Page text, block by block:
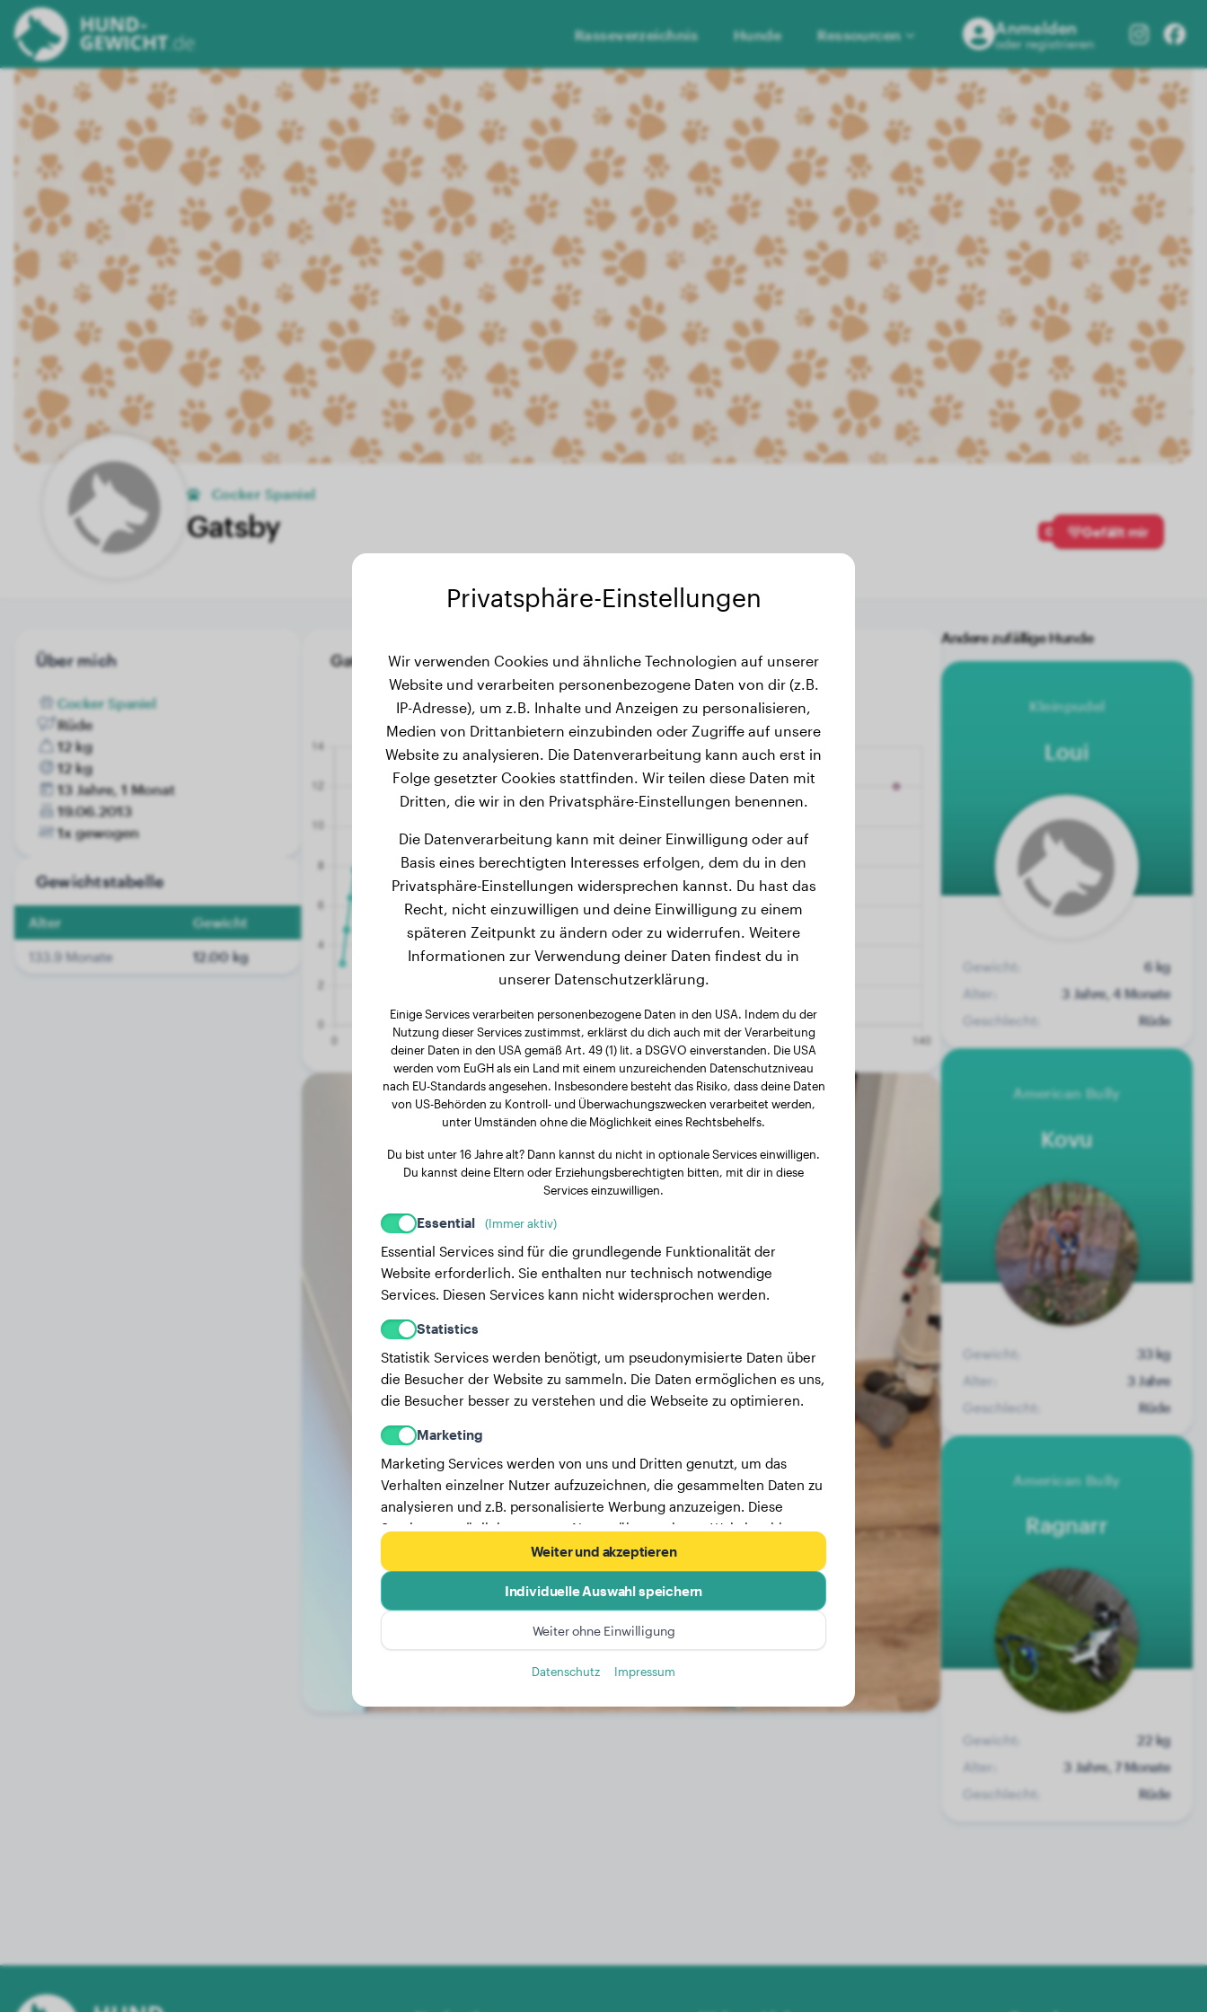
Rasseverzeichnis Hunde Ressourcen Anmelden
oder registrieren
Cocker Spaniel
Gatsby 0 Gefällt mir
Über mich
Cocker Spaniel
Rüde
12 kg
12 kg
13 Jahre, 1 Monat
19.06.2013
1x gewogen
Gewichtstabelle
Alter Gewicht
133.9 Monate 12.00 kg
Gatsby's Gewichtsverlauf
Andere zufällige Hunde
Kleinpudel
Loui
Gewicht:
6 kg
Alter:
3 Jahre, 4 Monate
Geschlecht:
Rüde
American Bully
Kovu
Gewicht:
33 kg
Alter:
3 Jahre
Geschlecht:
Rüde
American Bully
Ragnarr
Gewicht:
22 kg
Alter:
3 Jahre, 7 Monate
Geschlecht:
Rüde
Privatsphäre-Einstellungen
Wir verwenden Cookies und ähnliche Technologien auf unserer
Website und verarbeiten personenbezogene Daten von dir (z.B.
IP-Adresse), um z.B. Inhalte und Anzeigen zu personalisieren,
Medien von Drittanbietern einzubinden oder Zugriffe auf unsere
Website zu analysieren. Die Datenverarbeitung kann auch erst in
Folge gesetzter Cookies stattfinden. Wir teilen diese Daten mit
Dritten, die wir in den Privatsphäre-Einstellungen benennen.
Die Datenverarbeitung kann mit deiner Einwilligung oder auf
Basis eines berechtigten Interesses erfolgen, dem du in den
Privatsphäre-Einstellungen widersprechen kannst. Du hast das
Recht, nicht einzuwilligen und deine Einwilligung zu einem
späteren Zeitpunkt zu ändern oder zu widerrufen. Weitere
Informationen zur Verwendung deiner Daten findest du in
unserer Datenschutzerklärung.
Einige Services verarbeiten personenbezogene Daten in den USA. Indem du der
Nutzung dieser Services zustimmst, erklärst du dich auch mit der Verarbeitung
deiner Daten in den USA gemäß Art. 49 (1) lit. a DSGVO einverstanden. Die USA
werden vom EuGH als ein Land mit einem unzureichenden Datenschutzniveau
nach EU-Standards angesehen. Insbesondere besteht das Risiko, dass deine Daten
von US-Behörden zu Kontroll- und Überwachungszwecken verarbeitet werden,
unter Umständen ohne die Möglichkeit eines Rechtsbehelfs.
Du bist unter 16 Jahre alt? Dann kannst du nicht in optionale Services einwilligen.
Du kannst deine Eltern oder Erziehungsberechtigten bitten, mit dir in diese
Services einzuwilligen.
Essential (Immer aktiv)
Essential Services sind für die grundlegende Funktionalität der
Website erforderlich. Sie enthalten nur technisch notwendige
Services. Diesen Services kann nicht widersprochen werden.
Statistics
Statistik Services werden benötigt, um pseudonymisierte Daten über
die Besucher der Website zu sammeln. Die Daten ermöglichen es uns,
die Besucher besser zu verstehen und die Webseite zu optimieren.
Marketing
Marketing Services werden von uns und Dritten genutzt, um das
Verhalten einzelner Nutzer aufzuzeichnen, die gesammelten Daten zu
analysieren und z.B. personalisierte Werbung anzuzeigen. Diese
Services ermöglichen es uns, Nutzer über mehrere Websites hinweg
Hier findest du eine Liste unserer Werbepartner.
Mehr Informationen in unserer Datenschutzerklärung
Weiter und akzeptieren
Individuelle Auswahl speichern
Weiter ohne Einwilligung
Datenschutz Impressum